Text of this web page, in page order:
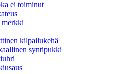
ei toiminut
kilpailukehä
syntipukki